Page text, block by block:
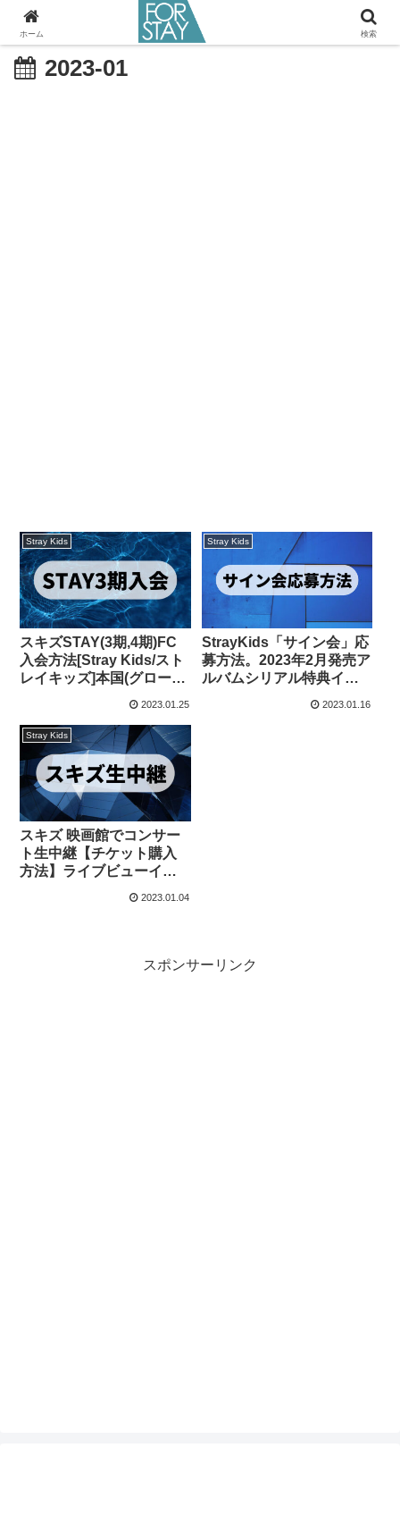
2023-01
Stray Kids
スキズSTAY(3期,4期)FC
入会方法[Stray Kids/スト
レイキッズ]本国(グローバ
2023.01.25
Stray Kids
StrayKids「サイン会」応
募方法。2023年2月発売ア
ルバムシリアル特典イベ
ズ/ストレイキッズ]THE
2023.01.16
Stray Kids
スキズ 映画館でコンサー
ト生中継【チケット購入
方法】ライブビューイン
2023.01.04
スポンサーリンク
ホーム 検索